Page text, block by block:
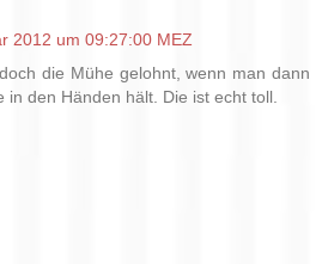
2012 um 09:27:00 MEZ
die Mühe gelohnt, wenn man dann
in den Händen hält. Die ist echt toll.